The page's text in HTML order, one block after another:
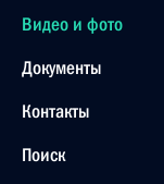
Видео и фото
Документы
Контакты
Поиск